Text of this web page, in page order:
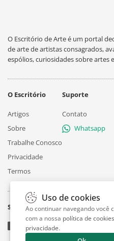
O Escritório de Arte é um portal
de arte de artistas consagrados,
espólios, curiosidades sobre artes
O Escritório
Artigos
Sobre
Trabalhe Conosco
Privacidade
Termos
Suporte
Contato
Whatsapp
Siga
Uso de cookies
Ao continuar navegando você
com a nossa política de
privacidade.